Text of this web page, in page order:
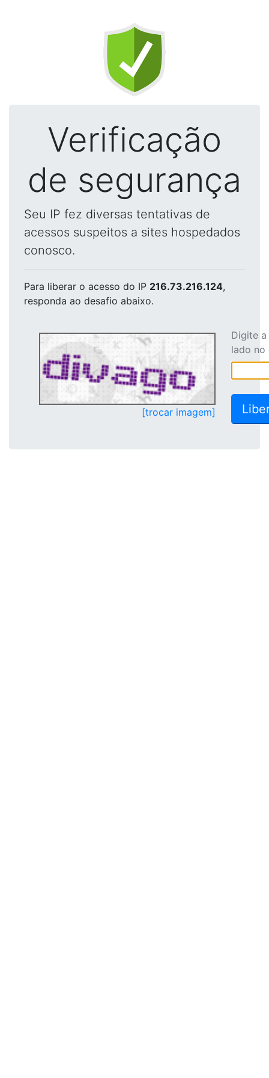
Verificação
de segurança
Seu IP fez diversas tentativas de
acessos suspeitos a sites hospedados
conosco.
Para liberar o acesso do IP 216.73.216.124,
responda ao desafio abaixo.
[trocar imagem]
Digite
lado no